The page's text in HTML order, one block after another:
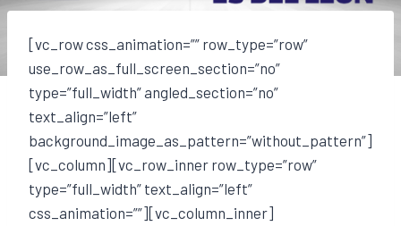
[vc_row css_animation=”” row_type=”row”
use_row_as_full_screen_section=”no”
type=”full_width” angled_section=”no”
text_align=”left”
background_image_as_pattern=”without_pattern”]
[vc_column][vc_row_inner row_type=”row”
type=”full_width” text_align=”left”
css_animation=””][vc_column_inner]